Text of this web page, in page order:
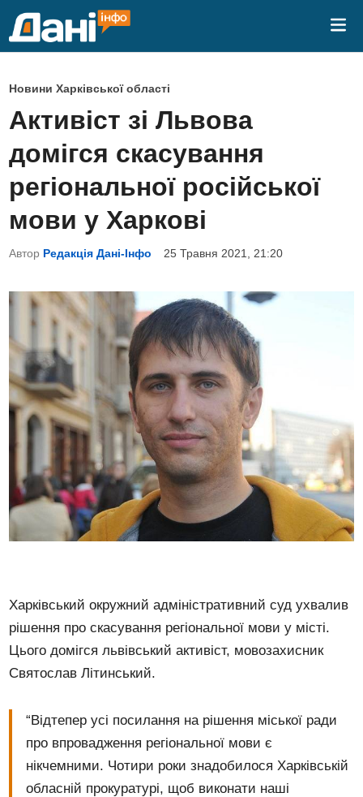
P
o
s
t
e
d
n
Новини Харківської області
Активіст зі Львова
домігся скасування
регіональної російської
мови у Харкові
Автор Редакція Дані-Інфо 25 Травня 2021, 21:20
Харківський окружний адміністративний суд ухвалив
рішення про скасування регіональної мови у місті.
Цього домігся львівський активіст, мовозахисник
Святослав Літинський.
“Відтепер усі посилання на рішення міської ради
про впровадження регіональної мови є
нікчемними. Чотири роки знадобилося Харківській
обласній прокуратурі, щоб виконати наші